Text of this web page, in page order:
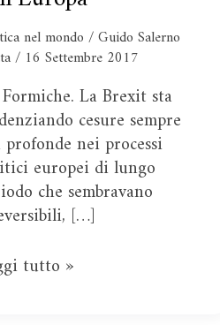
nel mondo /Guido Salerno
/ 16 Settembre 2017
La Brexit sta
cesure sempre
nei processi
europei di lungo
che sembravano
[…]
tutto »